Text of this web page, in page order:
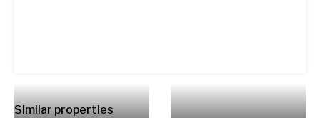
Similar properties